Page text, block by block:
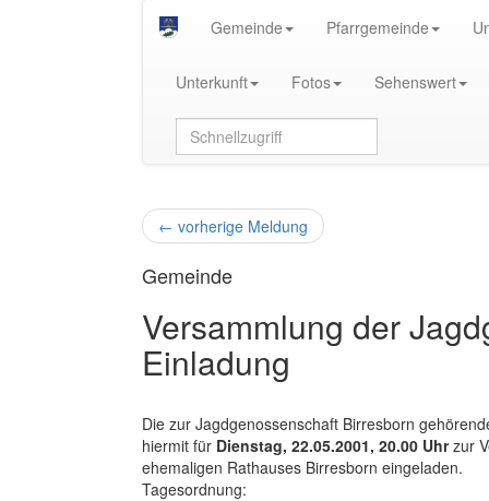
Gemeinde Pfarrgemeinde
Unterkunft Fotos Sehenswert
← vorherige Meldung
Gemeinde
Versammlung der
Einladung
Die zur Jagdgenossenschaft Birresborn
hiermit für Dienstag, 22.05.2001, 20.00 Uhrzur
ehemaligen Rathauses Birresborn eingeladen.
Tagesordnung: